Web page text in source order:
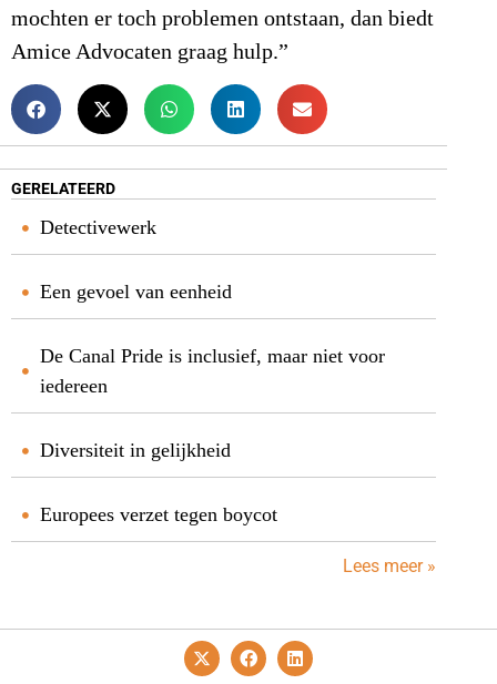
mochten er toch problemen ontstaan, dan biedt
Amice Advocaten graag hulp.”
GERELATEERD
Detectivewerk
Een gevoel van eenheid
De Canal Pride is inclusief, maar niet voor
iedereen
Diversiteit in gelijkheid
Europees verzet tegen boycot
Lees meer »